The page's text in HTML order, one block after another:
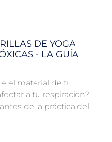
DE YOGA
- LA GUÍA
el material de tu
a tu respiración?
de la práctica del